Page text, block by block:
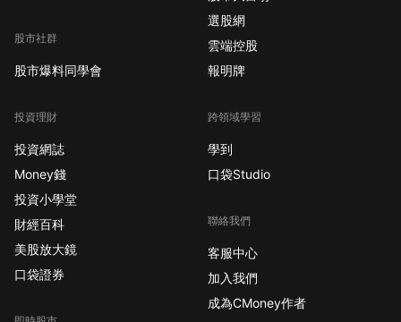
股市社群
股市爆料同學會
投資理財
投資網誌
Money錢
投資小學堂
財經百科
美股放大鏡
口袋證券
選股網
雲端控股
報明牌
跨領域學習
學到
口袋Studio
聯絡我們
客服中心
加入我們
成為CMoney作者